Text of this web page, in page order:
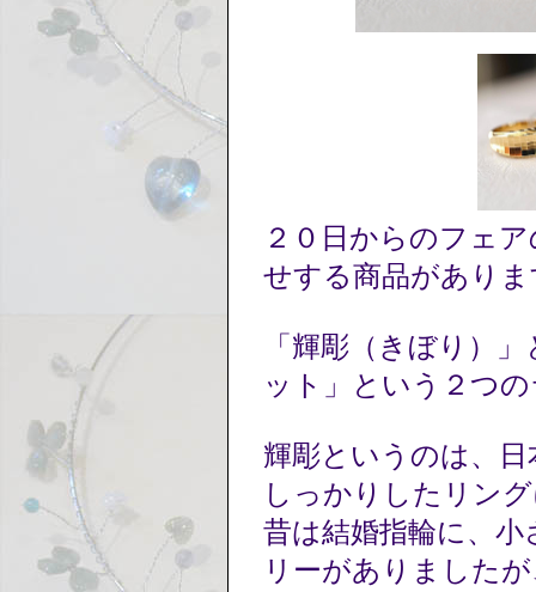
２０日からのフェ
せする商品があり
「輝彫（きぼり）
ット」という２つ
輝彫というのは、
しっかりしたリン
昔は結婚指輪に、
リーがありました